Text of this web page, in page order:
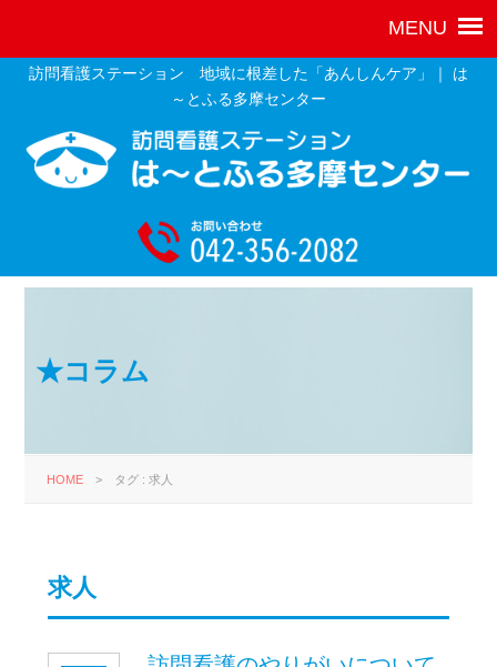
訪問看護ステーション 地域に根差した「あんしんケア」｜ は
～とふる多摩センター
★コラム
HOME > タグ : 求人
求人